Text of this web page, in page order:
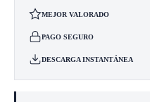
MEJOR VALORADO
PAGO SEGURO
DESCARGA INSTANTÁNEA